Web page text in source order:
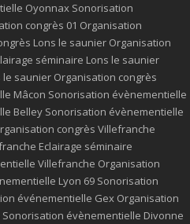
Oyonnax Sonorisation
congrès 01 Organisation
Lons le saunier Organisation
séminaire Lons le saunier
le saunier Organisation congrès
Mâcon Sonorisation évènementielle
Belley Sonorisation évènementielle
congrès Villefranche
Eclairage séminaire
Villefranche Organisation
Lyon 69 Sonorisation
événementielle Gex Organisation
Sonorisation évènementielle Divonne